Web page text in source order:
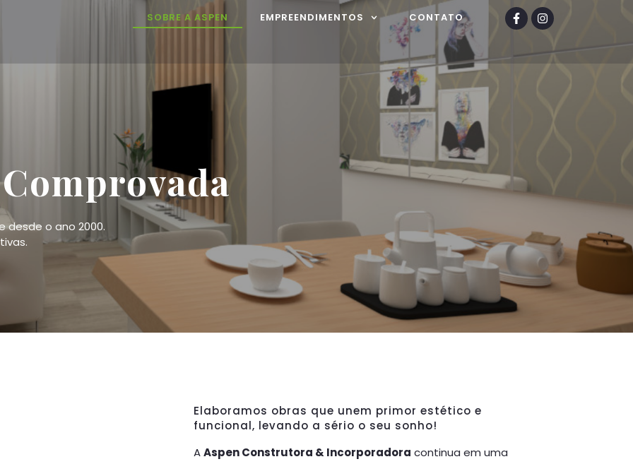
SOBRE A ASPEN EMPREENDIMENTOS CONTATO
desde o ano 2000.
Elaboramos obras que unem primor estético e
funcional, levando a sério o seu sonho!
AAspen Construtora & Incorporadora continua em uma